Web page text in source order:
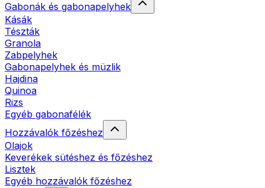
Gabonák és gabonapelyhek
Kásák
Tészták
Granola
Zabpelyhek
Gabonapelyhek és müzlik
Hajdina
Quinoa
Rizs
Egyéb gabonafélék
Hozzávalók főzéshez
Olajok
Keverékek sütéshez és főzéshez
Lisztek
Egyéb hozzávalók főzéshez